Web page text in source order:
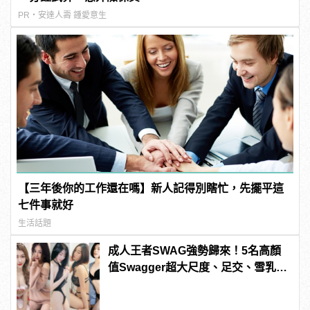
PR・安達人壽 鍾愛意生
【三年後你的工作還在嗎】新人記得別瞎忙，先擺平這
七件事就好
生活話題
成人王者SWAG強勢歸來！5名高顏
值Swagger超大尺度、足交、雪乳、